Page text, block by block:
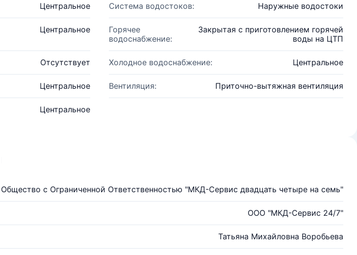
Центральное Система водостоков: Наружные водостоки
Центральное
Горячее
водоснабжение:
Закрытая с приготовлением горячей
воды на ЦТП
Отсутствует Холодное водоснабжение: Центральное
Центральное Вентиляция: Приточно-вытяжная вентиляция
Центральное
Общество с Ограниченной Ответственностью "МКД-Сервис двадцать четыре на семь"
ООО "МКД-Сервис 24/7"
Татьяна Михайловна Воробьева